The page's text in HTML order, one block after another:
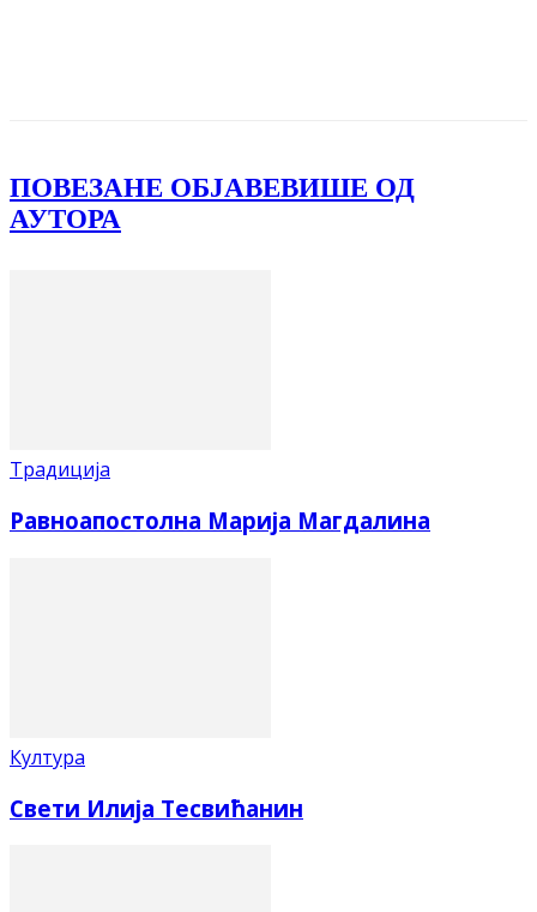
ПОВЕЗАНЕ ОБЈАВЕВИШЕ ОД
АУТОРА
Традиција
Равноапостолна Марија Магдалина
Култура
Свети Илија Тесвићанин